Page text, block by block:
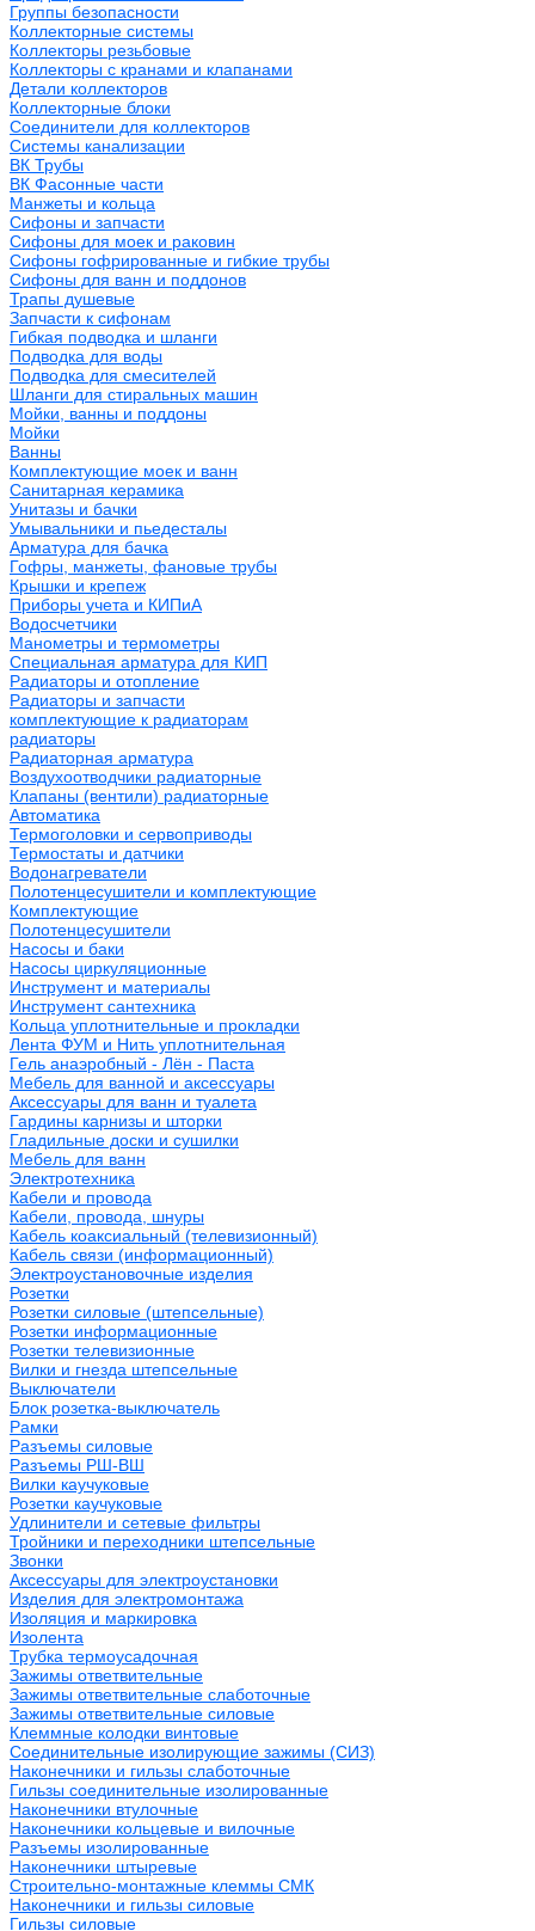
Группы безопасности
Коллекторные системы
Коллекторы резьбовые
Коллекторы с кранами и клапанами
Детали коллекторов
Коллекторные блоки
Соединители для коллекторов
Системы канализации
ВК Трубы
ВК Фасонные части
Манжеты и кольца
Сифоны и запчасти
Сифоны для моек и раковин
Сифоны гофрированные и гибкие трубы
Сифоны для ванн и поддонов
Трапы душевые
Запчасти к сифонам
Гибкая подводка и шланги
Подводка для воды
Подводка для смесителей
Шланги для стиральных машин
Мойки, ванны и поддоны
Мойки
Ванны
Комплектующие моек и ванн
Санитарная керамика
Унитазы и бачки
Умывальники и пьедесталы
Арматура для бачка
Гофры, манжеты, фановые трубы
Крышки и крепеж
Приборы учета и КИПиА
Водосчетчики
Манометры и термометры
Специальная арматура для КИП
Радиаторы и отопление
Радиаторы и запчасти
комплектующие к радиаторам
радиаторы
Радиаторная арматура
Воздухоотводчики радиаторные
Клапаны (вентили) радиаторные
Автоматика
Термоголовки и сервоприводы
Термостаты и датчики
Водонагреватели
Полотенцесушители и комплектующие
Комплектующие
Полотенцесушители
Насосы и баки
Насосы циркуляционные
Инструмент и материалы
Инструмент сантехника
Кольца уплотнительные и прокладки
Лента ФУМ и Нить уплотнительная
Гель анаэробный - Лён - Паста
Мебель для ванной и аксессуары
Аксессуары для ванн и туалета
Гардины карнизы и шторки
Гладильные доски и сушилки
Мебель для ванн
Электротехника
Кабели и провода
Кабели, провода, шнуры
Кабель коаксиальный (телевизионный)
Кабель связи (информационный)
Электроустановочные изделия
Розетки
Розетки силовые (штепсельные)
Розетки информационные
Розетки телевизионные
Вилки и гнезда штепсельные
Выключатели
Блок розетка-выключатель
Рамки
Разъемы силовые
Разъемы РШ-ВШ
Вилки каучуковые
Розетки каучуковые
Удлинители и сетевые фильтры
Тройники и переходники штепсельные
Звонки
Аксессуары для электроустановки
Изделия для электромонтажа
Изоляция и маркировка
Изолента
Трубка термоусадочная
Зажимы ответвительные
Зажимы ответвительные слаботочные
Зажимы ответвительные силовые
Клеммные колодки винтовые
Соединительные изолирующие зажимы (СИЗ)
Наконечники и гильзы слаботочные
Гильзы соединительные изолированные
Наконечники втулочные
Наконечники кольцевые и вилочные
Разъемы изолированные
Наконечники штыревые
Строительно-монтажные клеммы СМК
Наконечники и гильзы силовые
Гильзы силовые